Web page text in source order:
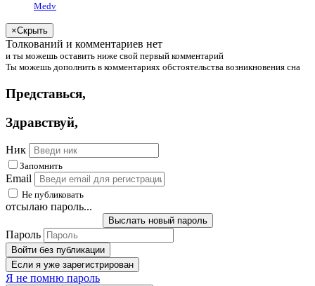
Medv
×Скрыть
Толкований и комментариев нет
и ты можешь оставить ниже свой первый комментарий
Ты можешь дополнить в комментариях обстоятельства возникновения сна
Представься,
Здравствуй,
Ник
Запомнить
Email
Не публиковать
отсылаю пароль...
Выслать новый пароль
Пароль
Войти без публикации
Если я уже зарегистрирован
Я не помню пароль